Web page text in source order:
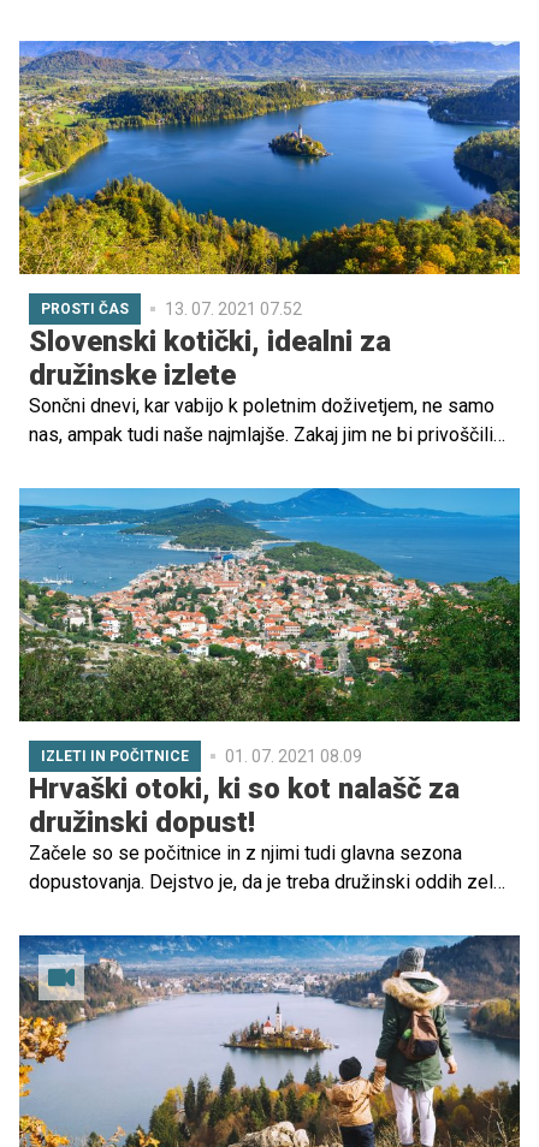
lahko poiskali celo na pročeljih meščanskih hiš.
PROSTI ČAS 13. 07. 2021 07.52
Slovenski kotički, idealni za
družinske izlete
Sončni dnevi, kar vabijo k poletnim doživetjem, ne samo
nas, ampak tudi naše najmlajše. Zakaj jim ne bi privoščili
ki ga lahko izkoristimo za čudovite izlete, hkrati pa
poskrbimo še za malo osvežitve in to na vsakem koraku.
Privoščite si vse in še več s tistimi, ki jih imate najraje, od
starejših do najmlajših družinskih članov in se povežite v
svežih spominih na to poletje.
IZLETI IN POČITNICE 01. 07. 2021 08.09
Hrvaški otoki, ki so kot nalašč za
družinski dopust!
Začele so se počitnice in z njimi tudi glavna sezona
dopustovanja. Dejstvo je, da je treba družinski oddih zelo
destinacijo natančno preveriti, ali je primerna tudi za
otroke: apartma ali hotel mora biti kar se da blizu morja,
izbrana destinacija mora imeti primeren dostop v vodo za
otroke in nizek vodostaj, v bližini morajo biti kar se da
čisti toaletni prostori, kakšen lokal, gostilna s prigrizki,
vsaj malo sence za malčkov počitek in igrala ali
aktivnosti za zabavo otrok. Kriterijev torej ne primanjkuje
in da bo odločitev to poletje lažja, smo preverili, katere